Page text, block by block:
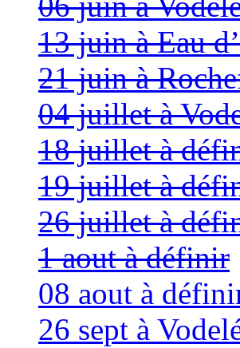
13 juin à Eau
21 juin à
04 juillet à
18 juillet à
19 juillet à
26 juillet à
1 aout à définir
08 aout à
26 sept à